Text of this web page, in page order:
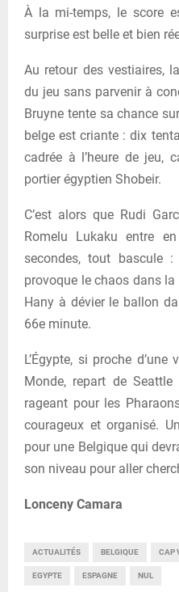
À la mi-temps, le score
surprise est belle et bien
Au retour des vestiaires,
du jeu sans parvenir à
Bruyne tente sa chance
belge est criante : dix
cadrée à l’heure de jeu,
portier égyptien Shobeir.
C’est alors que Rudi
Romelu Lukaku entre
secondes, tout bascule
provoque le chaos dans
Hany à dévier le ballon
66e minute.
L’Égypte, si proche
Monde, repart de
rageant pour les
courageux et organisé.
pour une Belgique qui
son niveau pour aller
Lonceny Camara
ACTUALITÉS BELGIQUE CAP
EGYPTE ESPAGNE NUL